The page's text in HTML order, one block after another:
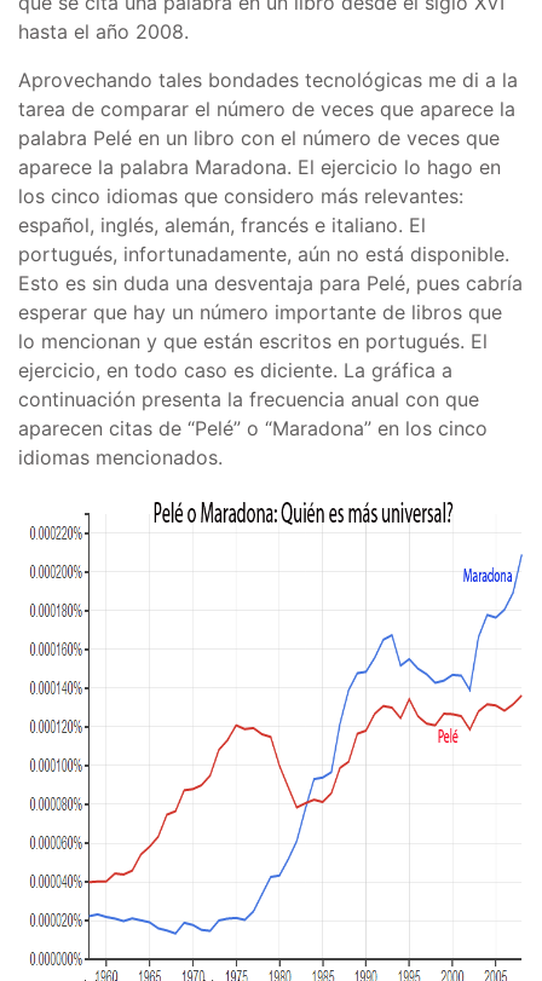
hasta el año 2008.
Aprovechando tales bondades tecnológicas me di a la
tarea de comparar el número de veces que aparece la
palabra Pelé en un libro con el número de veces que
aparece la palabra Maradona. El ejercicio lo hago en
los cinco idiomas que considero más relevantes:
español, inglés, alemán, francés e italiano. El
portugués, infortunadamente, aún no está disponible.
Esto es sin duda una desventaja para Pelé, pues cabría
esperar que hay un número importante de libros que
lo mencionan y que están escritos en portugués. El
ejercicio, en todo caso es diciente. La gráfica a
continuación presenta la frecuencia anual con que
aparecen citas de “Pelé” o “Maradona” en los cinco
idiomas mencionados.